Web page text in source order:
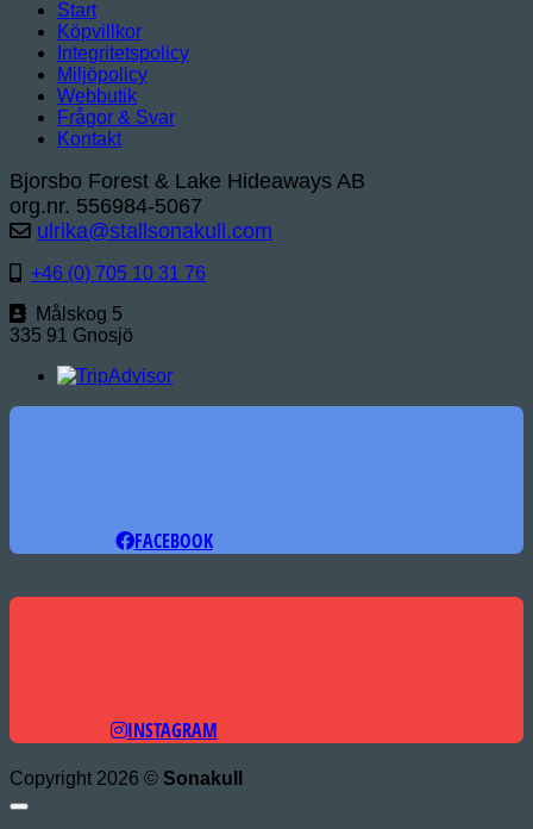
Start
Köpvillkor
Integritetspolicy
Miljöpolicy
Webbutik
Frågor & Svar
Kontakt
Bjorsbo Forest & Lake Hideaways AB
org.nr. 556984-5067
ulrika@stallsonakull.com
+46 (0) 705 10 31 76
Målskog 5
335 91 Gnosjö
FACEBOOK
INSTAGRAM
Copyright 2026 © Sonakull